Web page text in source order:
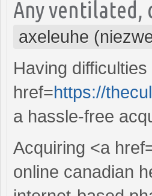
Any ventilated,
axeleuhe
Having
href=https://
a hassle-free
Acquiring <a
online canadian